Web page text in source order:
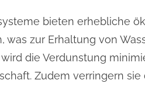
bieten erhebliche
was zur Erhaltung von
die Verdunstung
Zudem verringern sie